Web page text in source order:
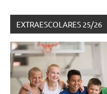
EXTRAESCOLARES 25/26